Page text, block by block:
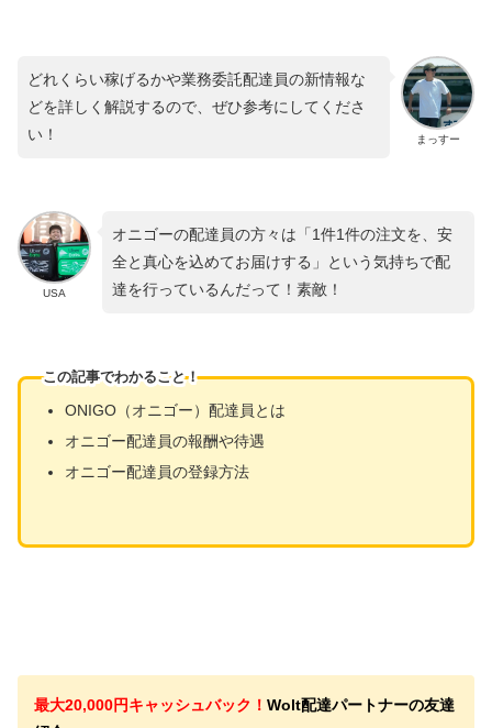
まっすー
どれくらい稼げるかや業務委託配達員の新情報な
どを詳しく解説するので、ぜひ参考にしてくださ
い！
USA
オニゴーの配達員の方々は「1件1件の注文を、安
全と真心を込めてお届けする」という気持ちで配
達を行っているんだって！素敵！
この記事でわかること！
ONIGO（オニゴー）配達員とは
オニゴー配達員の報酬や待遇
オニゴー配達員の登録方法
最大20,000円キャッシュバック！ Wolt配達パートナーの友達